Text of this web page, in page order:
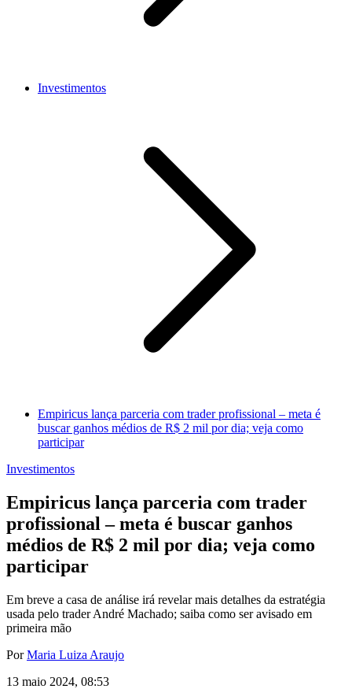
Investimentos
Empiricus lança parceria com trader profissional – meta é
buscar ganhos médios de R$ 2 mil por dia; veja como
participar
Investimentos
Empiricus lança parceria com trader
profissional – meta é buscar ganhos
médios de R$ 2 mil por dia; veja como
participar
Em breve a casa de análise irá revelar mais detalhes da estratégia
usada pelo trader André Machado; saiba como ser avisado em
primeira mão
PorMaria Luiza Araujo
13 maio 2024, 08:53